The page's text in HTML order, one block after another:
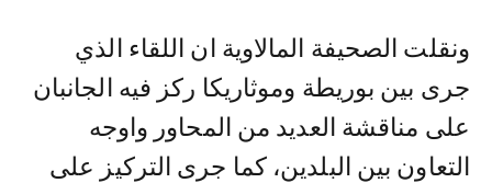
ونقلت الصحيفة المالاوية ان اللقاء الذي
جرى بين بوريطة وموثاريكا ركز فيه الجانبان
على مناقشة العديد من المحاور واوجه
التعاون بين البلدين، كما جرى التركيز على